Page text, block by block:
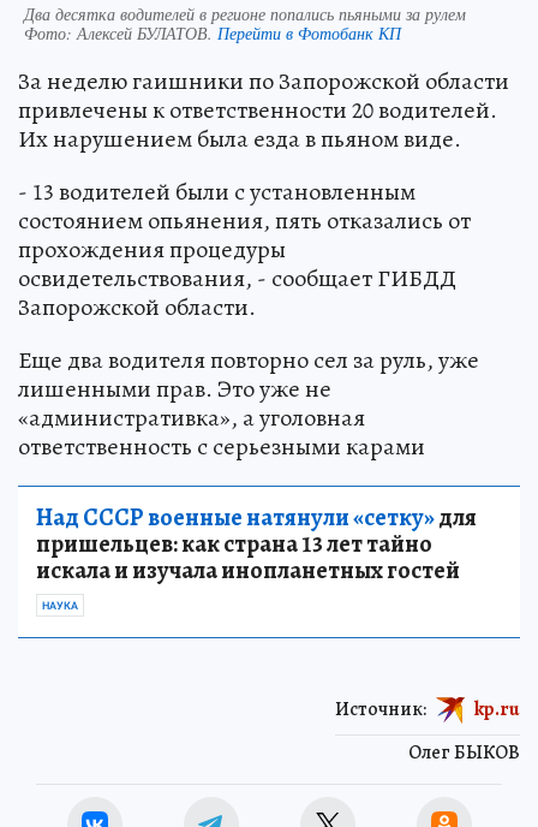
Два десятка водителей в регионе попались пьяными за рулем
Фото: Алексей БУЛАТОВ. Перейти в Фотобанк КП
За неделю гаишники по Запорожской области
привлечены к ответственности 20 водителей.
Их нарушением была езда в пьяном виде.
- 13 водителей были с установленным
состоянием опьянения, пять отказались от
прохождения процедуры
освидетельствования, - сообщает ГИБДД
Запорожской области.
Еще два водителя повторно сел за руль, уже
лишенными прав. Это уже не
«административка», а уголовная
ответственность с серьезными карами
Над СССР военные натянули «сетку»для
пришельцев: как страна 13 лет тайно
искала и изучала инопланетных гостей
НАУКА
Олег БЫКОВ
Источник: kp.ru